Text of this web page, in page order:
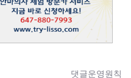
댓글운영원칙